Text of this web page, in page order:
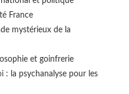
France
mystérieux de la
et goinfrerie
: la psychanalyse pour les